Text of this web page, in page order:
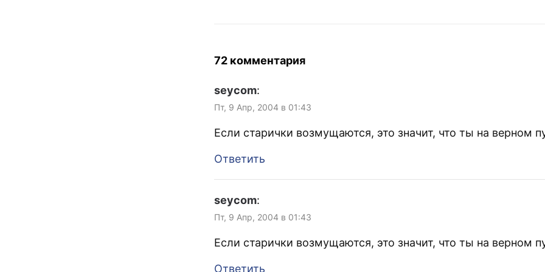
72 комментария
seycom:
Пт, 9 Апр, 2004 в 01:43
Если старички возмущаются, это значит, что ты на верном
Ответить
seycom:
Пт, 9 Апр, 2004 в 01:43
Если старички возмущаются, это значит, что ты на верном
Ответить